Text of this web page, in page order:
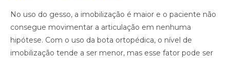
No uso do gesso, a imobilização é maior e o paciente não
consegue movimentar a articulação em nenhuma
hipótese. Com o uso da bota ortopédica, o nível de
imobilização tende a ser menor, mas esse fator pode ser